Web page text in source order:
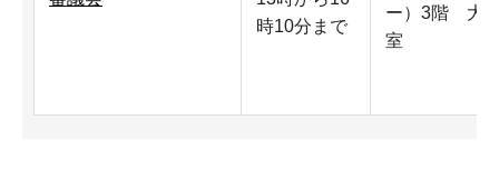
時10分まで
ー）3階 大
室